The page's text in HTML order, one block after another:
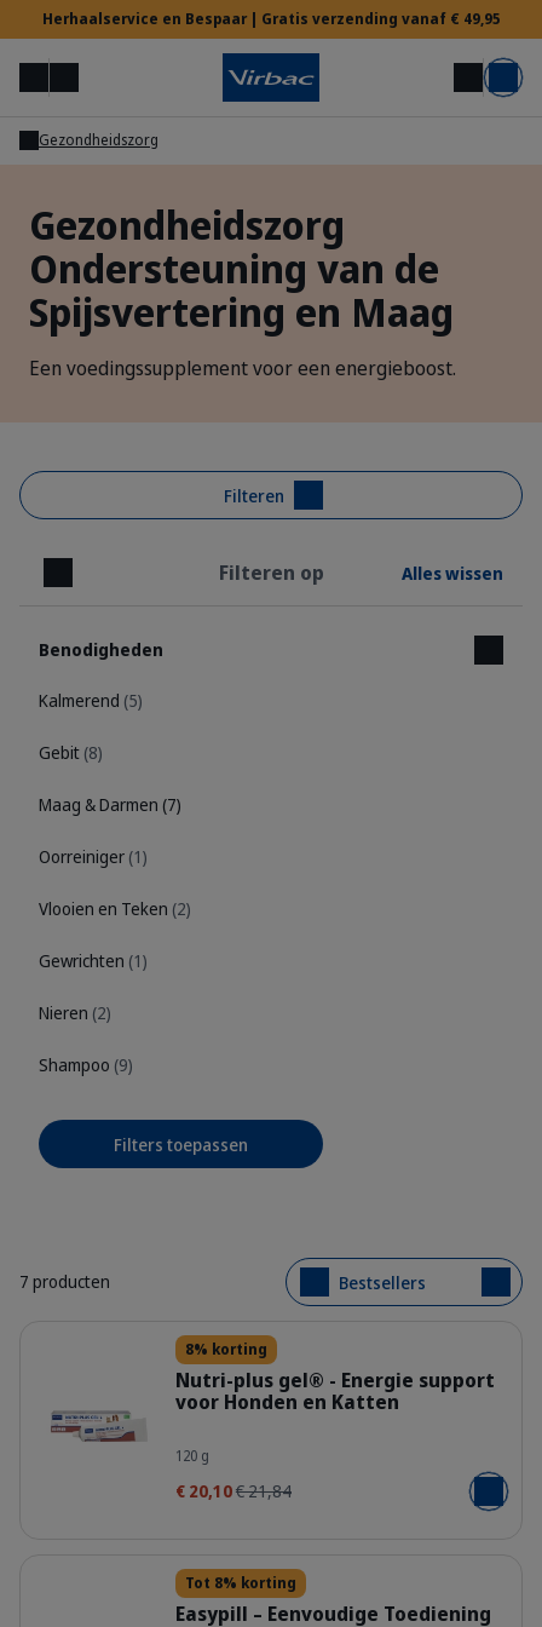
Herhaalservice en Bespaar | Gratis verzending vanaf € 49,95
MenuZoek op Mijn account Mand
Hulp nodig?
Gezondheidszorg
Gezondheidszorg
Ondersteuning van de
Spijsvertering en Maag
Een voedingssupplement voor een energieboost.
Filteren
Sluiten Filteren op Alles wissen
Benodigheden
Kalmerend (5)
Gebit (8)
Maag & Darmen (7)
Oorreiniger (1)
Vlooien en Teken (2)
Gewrichten (1)
Nieren (2)
Shampoo (9)
Filters toepassen
7 producten Bestsellers
8% korting
Nutri-plus gel® - Energie support
voor Honden en Katten
120 g
€ 20,10€ 21,84 Voeg
Tot 8% korting
Easypill – Eenvoudige Toediening